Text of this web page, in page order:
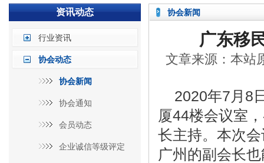
关于表彰2025年度优秀会员单位的决定 关于
资讯动态
行业资讯
协会动态
协会新闻
协会通知
会员动态
企业诚信等级评定
协会新闻
广东移
文章来源：本
2020年7月8
厦44楼会议室
长主持。本次
广州的副会长